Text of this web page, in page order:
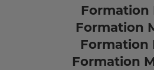
Formation
Formation
Formation
Formation